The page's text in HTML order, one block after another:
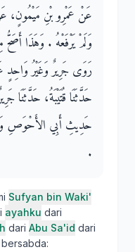
عَنْ عَمْرِو بْنِ مَيْمُونٍ،
وَلَمْ يَرْفَعْهُ ‏.‏ وَهَذَا
رَوَى جَرِيرٌ وَغَيْرُ وَاحِدٍ
حَدَّثَنَا قُتَيْبَةُ، حَدَّثَنَا
حَدِيثِ أَبِي الأَحْوَصِ
‏.‏ ‏
Sufyan bin Waki'
ayahku dari
dari Abu Sa'id dari